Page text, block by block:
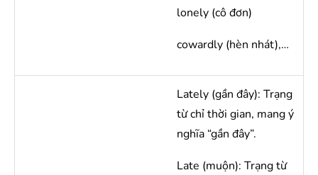
lonely (cô đơn)
cowardly (hèn nhát),…
Lately (gần đây): Trạng
từ chỉ thời gian, mang ý
nghĩa “gần đây”.
Late (muộn): Trạng từ